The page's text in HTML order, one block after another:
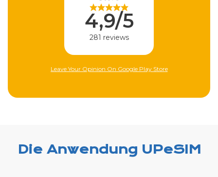
4,9/5
310 reviews
Leave Your Opinion On Apple Store
Die Anwendung UPeSIM